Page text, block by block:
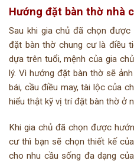
Hướng đặt bàn thờ nhà
Sau khi gia chủ đã chọn
đặt bàn thờ chung cư là điều
dựa trên tuổi, mệnh của gia
lý. Vì hướng đặt bàn thờ sẽ
bái, cầu điều may, tài lộc của
hiểu thật kỹ vị trí đặt bàn thờ ở
Khi gia chủ đã chọn được
cư thì bạn sẽ chọn thiết kế
cho nhu cầu sống đa dạng